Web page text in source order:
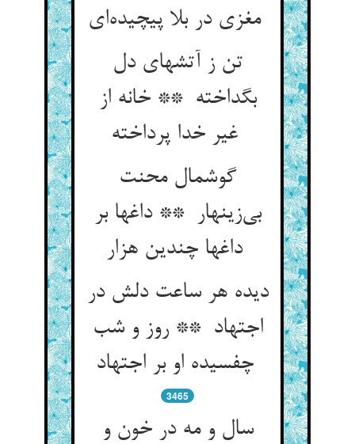
مغزی در بلا پیچیده‌ای
تن ز آتشهای دل
بگداخته ** خانه از
گوشمال محنت
بی‌زینهار ** داغها بر
داغها چندین هزار
دیده هر ساعت دلش در
اجتهاد ** روز و شب
چفسیده او بر اجتهاد
3465
سال و مه در خون و